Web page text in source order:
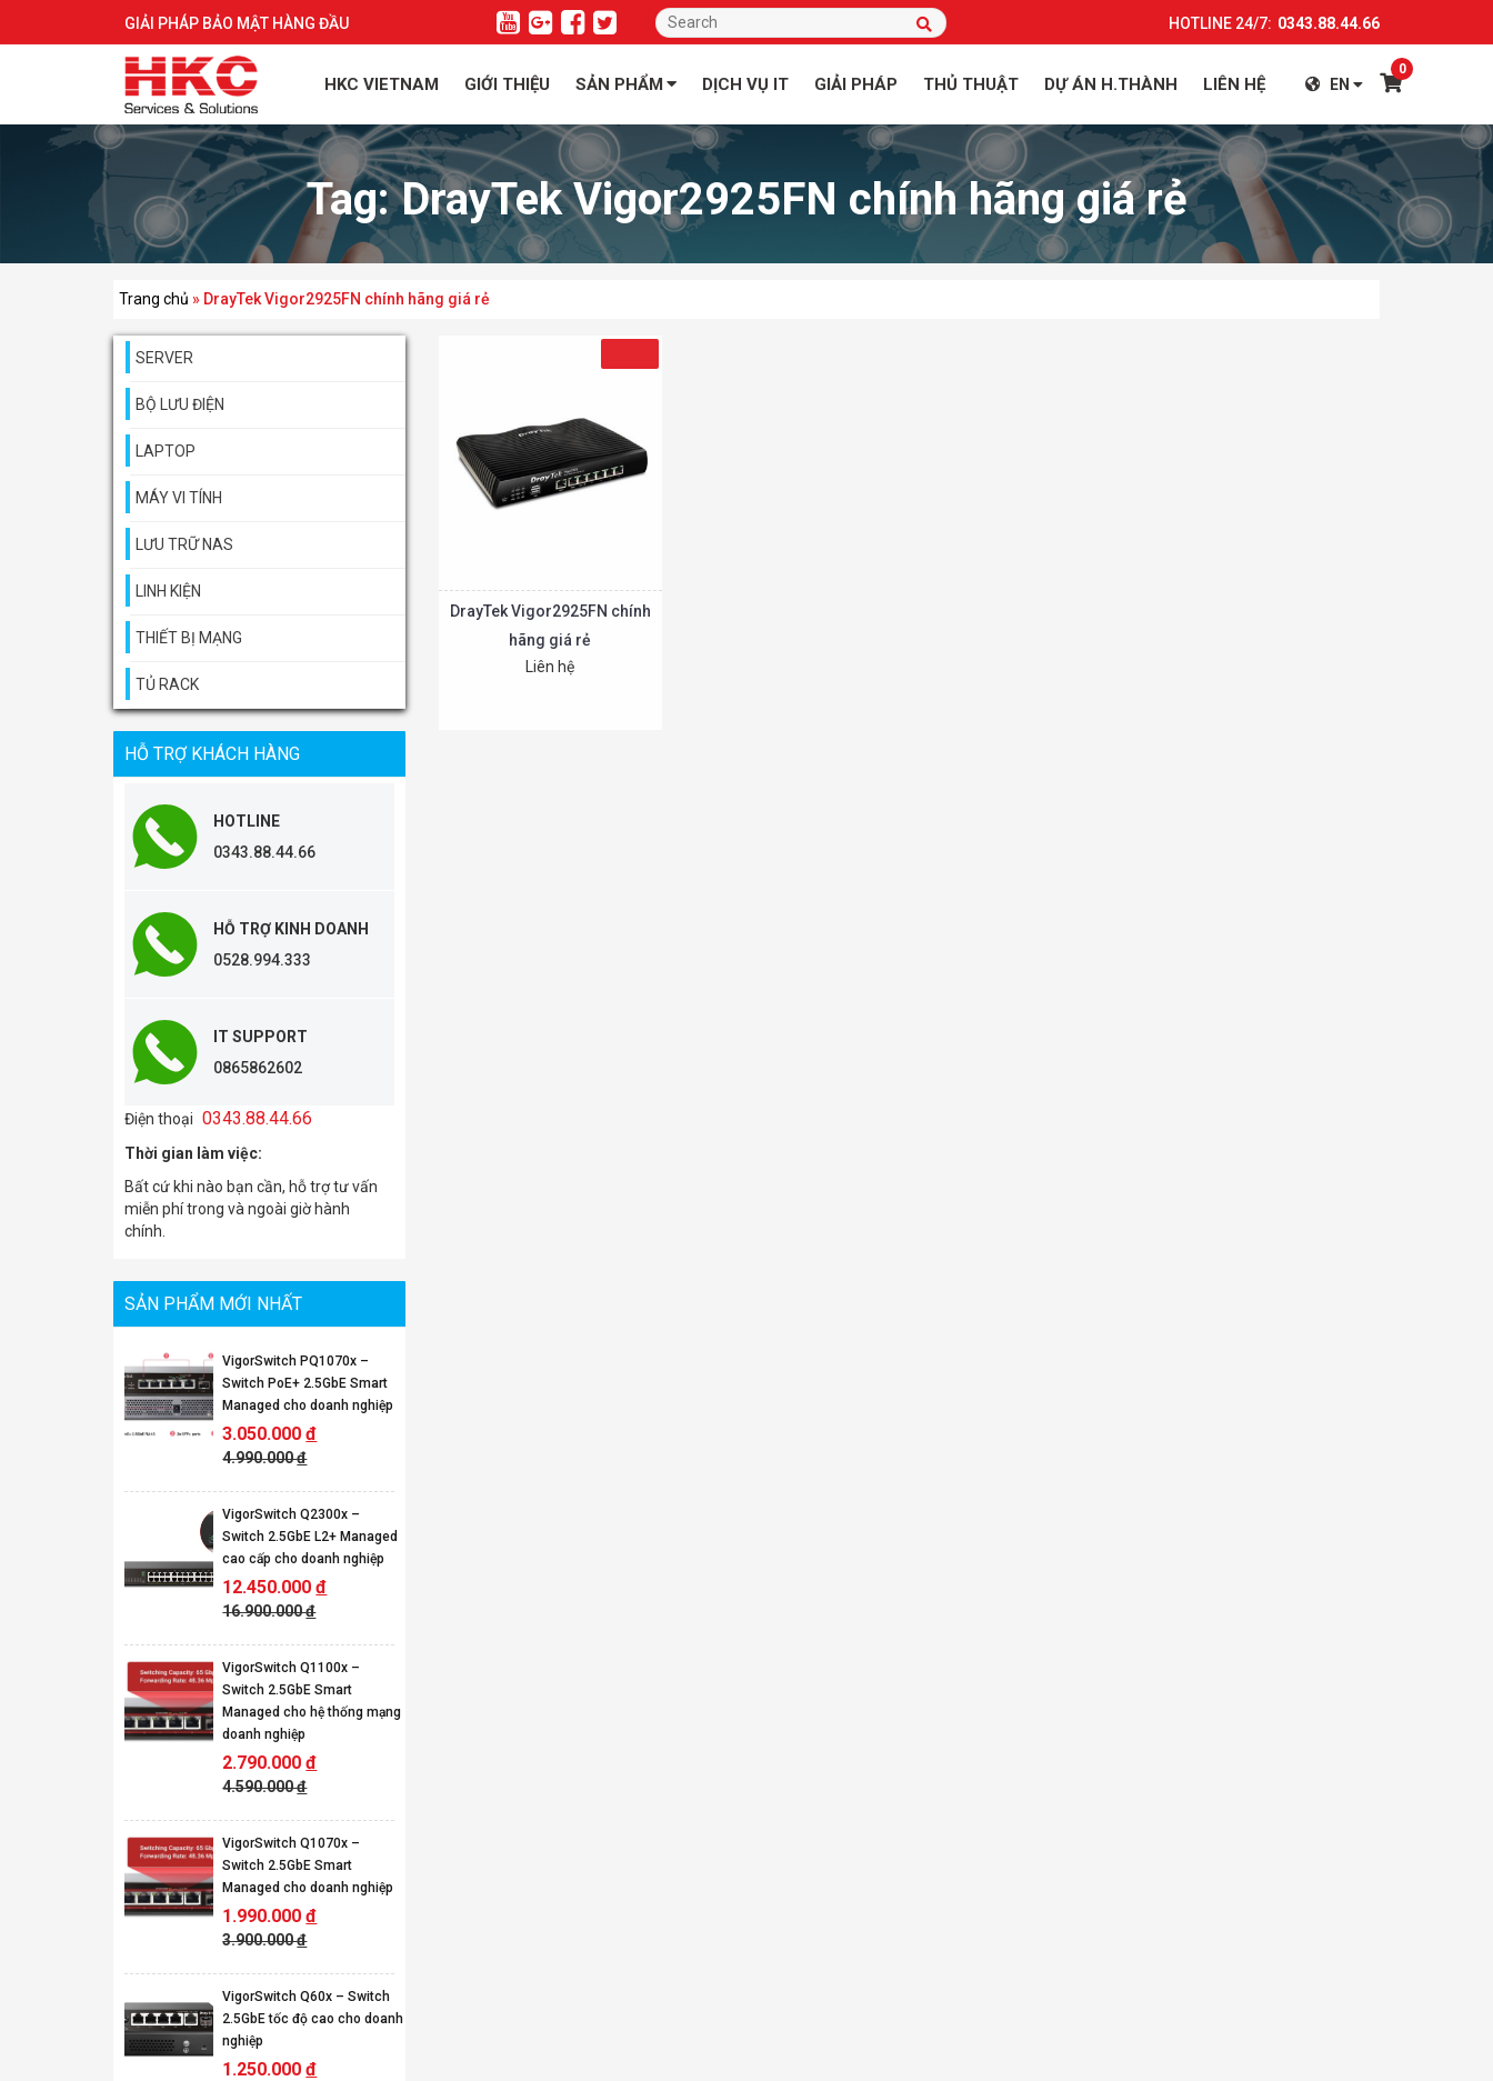
GIẢI PHÁP BẢO MẬT HÀNG ĐẦU HOTLINE 24/7: 0343.88.44.66
HKC VIETNAM GIỚI THIỆU SẢN PHẨM DỊCH VỤ IT GIẢI PHÁP THỦ THUẬT DỰ ÁN H.THÀNH LIÊN HỆ EN
0
Tag:DrayTek Vigor2925FN chính hãng giá rẻ
Trang chủ » DrayTek Vigor2925FN chính hãng giá rẻ
SERVER
BỘ LƯU ĐIỆN
LAPTOP
MÁY VI TÍNH
LƯU TRỮ NAS
LINH KIỆN
THIẾT BỊ MẠNG
TỦ RACK
HỖ TRỢ KHÁCH HÀNG
HOTLINE
0343.88.44.66
HỖ TRỢ KINH DOANH
0528.994.333
IT SUPPORT
0865862602
Điện thoại 0343.88.44.66
Thời gian làm việc:
Bất cứ khi nào bạn cần, hỗ trợ tư vấn
miễn phí trong và ngoài giờ hành
chính.
SẢN PHẨM MỚI NHẤT
VigorSwitch PQ1070x –
Switch PoE+ 2.5GbE Smart
Managed cho doanh nghiệp
3.050.000đ
4.990.000đ
VigorSwitch Q2300x –
Switch 2.5GbE L2+ Managed
cao cấp cho doanh nghiệp
12.450.000đ
16.900.000đ
VigorSwitch Q1100x –
Switch 2.5GbE Smart
Managed cho hệ thống mạng
doanh nghiệp
2.790.000đ
4.590.000đ
VigorSwitch Q1070x –
Switch 2.5GbE Smart
Managed cho doanh nghiệp
1.990.000đ
3.900.000đ
VigorSwitch Q60x – Switch
2.5GbE tốc độ cao cho doanh
nghiệp
1.250.000đ
Thêm vào giỏ
DrayTek Vigor2925FN chính
hãng giá rẻ
Liên hệ